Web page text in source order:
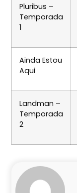
Pluribus –
Temporada
1
Ainda Estou
Aqui
Landman –
Temporada
2